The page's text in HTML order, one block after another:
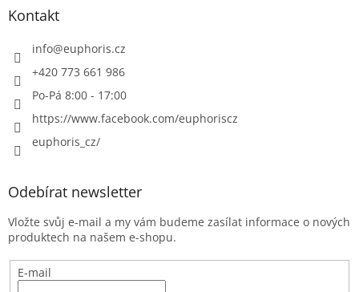
Kontakt
info@euphoris.cz
+420 773 661 986
Po-Pá 8:00 - 17:00
https://www.facebook.com/euphoriscz
euphoris_cz/
Odebírat newsletter
Vložte svůj e-mail a my vám budeme zasílat informace o nových
produktech na našem e-shopu.
E-mail